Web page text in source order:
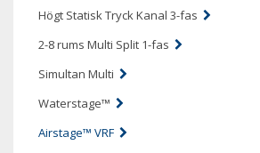
Högt Statisk Tryck Kanal 3-fas
2-8 rums Multi Split 1-fas
Simultan Multi
Waterstage™
Airstage™ VRF